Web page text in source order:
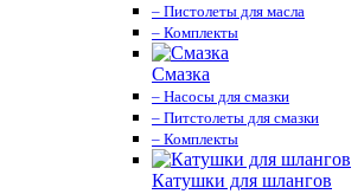
– Пистолеты для масла
– Комплекты
Смазка
– Насосы для смазки
– Питстолеты для смазки
– Комплекты
Катушки для шлангов